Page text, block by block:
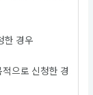
한 경우
으로 신청한 경